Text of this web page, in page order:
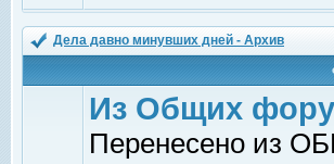
Дела давно минувших дней - Архив
Из Общих
Перенесено из